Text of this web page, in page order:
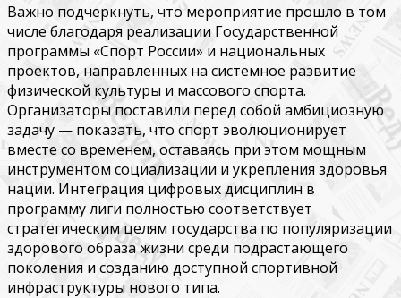
Важно подчеркнуть, что мероприятие прошло в том
числе благодаря реализации Государственной
программы «Спорт России» и национальных
проектов, направленных на системное развитие
физической культуры и массового спорта.
Организаторы поставили перед собой амбициозную
задачу — показать, что спорт эволюционирует
вместе со временем, оставаясь при этом мощным
инструментом социализации и укрепления здоровья
нации. Интеграция цифровых дисциплин в
программу лиги полностью соответствует
стратегическим целям государства по популяризации
здорового образа жизни среди подрастающего
поколения и созданию доступной спортивной
инфраструктуры нового типа.